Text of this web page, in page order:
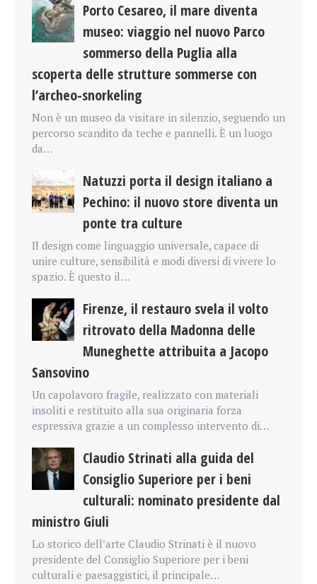
Porto Cesareo, il mare diventa
museo: viaggio nel nuovo Parco
sommerso della Puglia alla
scoperta delle strutture sommerse con
l’archeo-snorkeling
Non è un museo da visitare in silenzio, seguendo un
percorso scandito da teche e pannelli. È un luogo
da…
Natuzzi porta il design italiano a
Pechino: il nuovo store diventa un
ponte tra culture
Il design come linguaggio universale, capace di
unire culture, sensibilità e modi diversi di vivere lo
spazio. È questo il…
Firenze, il restauro svela il volto
ritrovato della Madonna delle
Muneghette attribuita a Jacopo
Sansovino
Un capolavoro fragile, realizzato con materiali
insoliti e restituito alla sua originaria forza
espressiva grazie a un complesso intervento di…
Claudio Strinati alla guida del
Consiglio Superiore per i beni
culturali: nominato presidente dal
ministro Giuli
Lo storico dell’arte Claudio Strinati è il nuovo
presidente del Consiglio Superiore per i beni
culturali e paesaggistici, il principale…